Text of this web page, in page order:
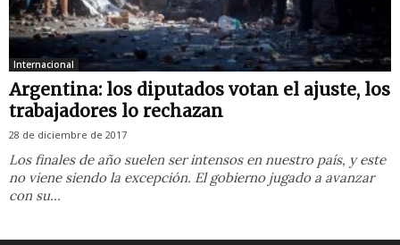
Internacional
Argentina: los diputados votan el ajuste, los
trabajadores lo rechazan
28 de diciembre de 2017
Los finales de año suelen ser intensos en nuestro país, y este
no viene siendo la excepción. El gobierno jugado a avanzar
con su...